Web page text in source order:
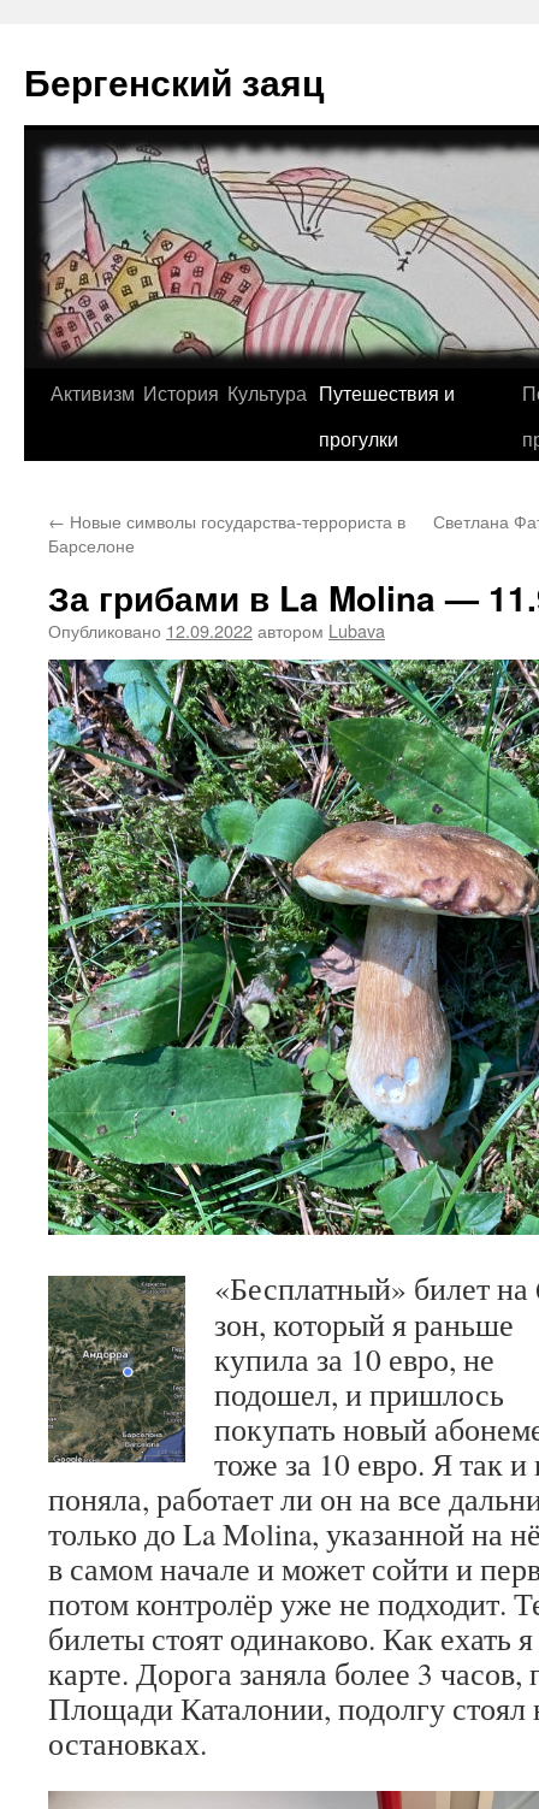
содержимому
Бергенский заяц
Активизм История Культура Путешествия и
прогулки
← Новые символы государства-террориста в
Барселоне
Светлана
За грибами в La Molina —
Опубликовано 12.09.2022автором Lubava
«Бесплатный» билет на
зон, который я раньше
купила за 10 евро, не
подошел, и пришлось
покупать новый
тоже за 10 евро. Я так и
поняла, работает ли он на все
только до La Molina, указанной на
в самом начале и может сойти и
потом контролёр уже не подходит.
билеты стоят одинаково. Как ехать
карте. Дорога заняла более 3 часов,
Площади Каталонии, подолгу стоял
остановках.